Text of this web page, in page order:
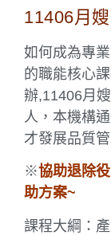
11406月
如何成為專
的職能核心
辦,11406月
人，本機構
才發展品質
※協助退除
助方案~
課程大綱：